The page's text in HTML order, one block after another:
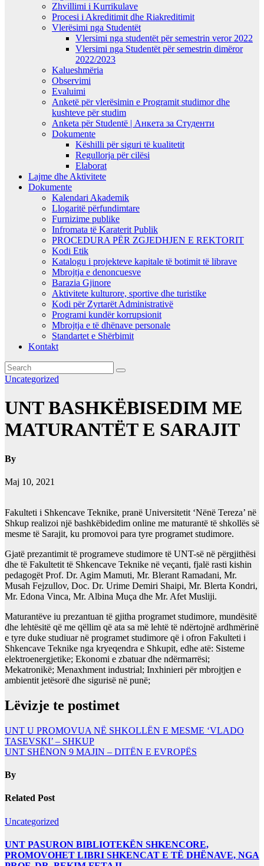
Zhvillimi i Kurrikulave
Procesi i Akreditimit dhe Riakreditimit
Vlerësimi nga Studentët
Vlersimi nga studentët për semestrin veror 2022
Vlersimi nga Studentët për semestrin dimëror
2022/2023
Kalueshmëria
Observimi
Evaluimi
Anketë për vlerësimin e Programit studimor dhe
kushteve për studim
Anketa për Studentë | Анкета за Студенти
Dokumente
Këshilli për siguri të kualitetit
Regullorja për cilësi
Elaborat
Lajme dhe Aktivitete
Dokumente
Kalendari Akademik
Llogaritë përfundimtare
Furnizime publike
Infromata të Karaterit Publik
PROCEDURA PËR ZGJEDHJEN E REKTORIT
Kodi Etik
Katalogu i projekteve kapitale të botimit të librave
Mbrojtja e denoncuesve
Barazia Gjinore
Aktivitete kulturore, sportive dhe turistike
Kodi për Zyrtarët Administrativë
Programi kundër korrupsionit
Mbrojtja e të dhënave personale
Standartet e Shërbimit
Kontakt
Uncategorized
UNT BASHKËBISEDIM ME
MATURANTËT E SARAJIT
By
Maj 10, 2021
Fakulteti i Shkencave Teknike, pranë Universitetit ‘Nënë Tereza’ në
Shkup realizoi një bashkëbidedim online me maturantë të shkollës së
mesme të Sarajit, ku promovoi para tyre programet studimore.
Gjatë prezantimit të programeve studimore të UNT-së në përgjithësi
dhe të Fakultetit të Shkencave Teknike në veçanti, fjalë rasti kishin
pedagogët Prof. Dr. Agim Mamuti, Mr. Blerant Ramadani, Mr.
Musah Fejzullov, Doc. Dr. Urime Demiri Shaipi, Mr. Blerta Kondri,
Mr. Edona Vinca, Mr. Albina Muça dhe Mr. Afet Musliji.
Maturantëve iu prezantuan të gjitha programet studimore, mundësitë
dhe lehtësitë që me qëllim që ata sa më lehtë të ndërtojnë ardhmërinë
e tyre duke studiuar në programet studimore që i ofron Fakulteti i
Shkencave Teknike nga kryeqendra e Shkupit, edhe atë: Sisteme
elektroenergjetike; Ekonomi e zbatuar dhe ndërmarrësi;
Mekatronikë; Menaxhment industrial; Inxhinieri për mbrojtjen e
ambientit jetësorë dhe sigurisë në punë;
Lëvizje te postimet
UNT U PROMOVUA NË SHKOLLËN E MESME ‘VLADO
TASEVSKI’ – SHKUP
UNT SHËNON 9 MAJIN – DITËN E EVROPËS
By
Related Post
Uncategorized
UNT PASURON BIBLIOTEKËN SHKENCORE,
PROMOVOHET LIBRI SHKENCAT E TË DHËNAVE, NGA